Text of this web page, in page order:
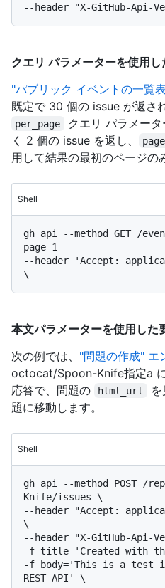
クエリ パラメーターを使用
"パブリック イベントの一覧
既定で 30 個の issue が返さ
per_page
クエリ パラメー
く 2 個の issue を返し、
page
用して結果の最初のページの
Shell
gh api --method GET /
page=1
--header 'Accept:
本文パラメーターを使用した
次の例では、 "問題の作成" エ
octocat/Spoon-Knife指定a に
応答で、問題の
html_url
題に移動します。
Shell
gh api --method POST /
Knife/issues \
--header "Accept:
\
--header "X-GitHub-Api-
-f title='Created with
-f body='This is a test